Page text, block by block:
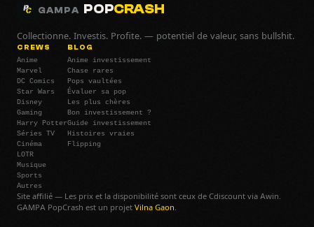
GAMPA POPCRASH
Collectionne. Investis. Profite. — potentiel de valeur, sans bullshit.
CREWS
Anime
Marvel
DC Comics
Star Wars
Disney
Gaming
Harry Potter
Séries TV
Cinéma
LOTR
Musique
Sports
Autres
BLOG
Anime investissement
Chase rares
Pops vaultées
Évaluer sa pop
Les plus chères
Bon investissement ?
Guide investissement
Histoires vraies
Flipping
Site affilié — Les prix et la disponibilité sont ceux de Cdiscount via Awin.
GAMPA PopCrash est un projet Vilna Gaon.